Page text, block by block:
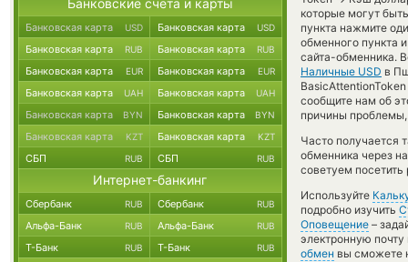
которые могут
пункта нажмите
обменного пункта
сайта-обменника.
Наличные USD в
сообщите нам об
причины
Часто получается
обменника через
советуем посетить
Используйте
подробно изучить
Оповещение –
электронную
обмен вы сможете
Банковские счета и карты
Банковская карта USD Банковская карта USD
Банковская карта RUB Банковская карта RUB
Банковская карта EUR Банковская карта EUR
Банковская карта UAH Банковская карта UAH
Банковская карта BYN Банковская карта BYN
Банковская карта KZT Банковская карта KZT
СБП RUB СБП RUB
Интернет-банкинг
Сбербанк RUB Сбербанк RUB
Альфа-Банк RUB Альфа-Банк RUB
Т-Банк RUB Т-Банк RUB